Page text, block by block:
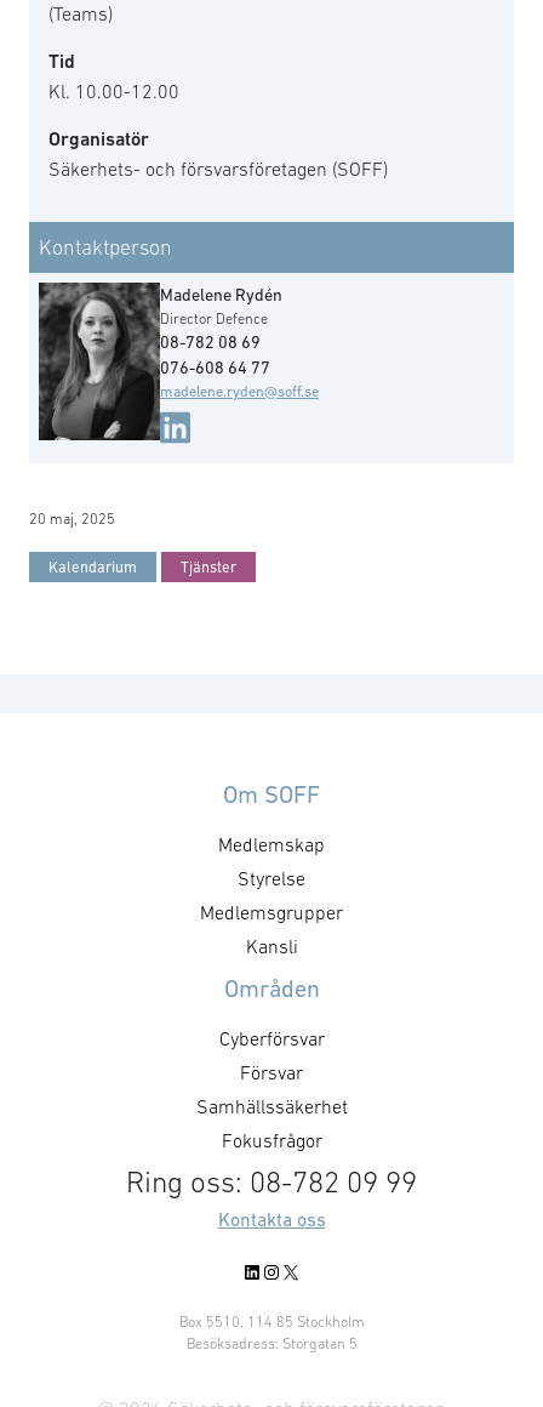
(Teams)
Tid
Kl. 10.00-12.00
Organisatör
Säkerhets- och försvarsföretagen (SOFF)
Kontaktperson
Madelene Rydén
Director Defence
08-782 08 69
076-608 64 77
madelene.ryden@soff.se
20 maj, 2025
Kalendarium Tjänster
Om SOFF
Medlemskap
Styrelse
Medlemsgrupper
Kansli
Områden
Cyberförsvar
Försvar
Samhällssäkerhet
Fokusfrågor
Ring oss: 08-782 09 99
Kontakta oss
LinkedIn
Instagram
X
Box 5510, 114 85 Stockholm
Besöksadress: Storgatan 5